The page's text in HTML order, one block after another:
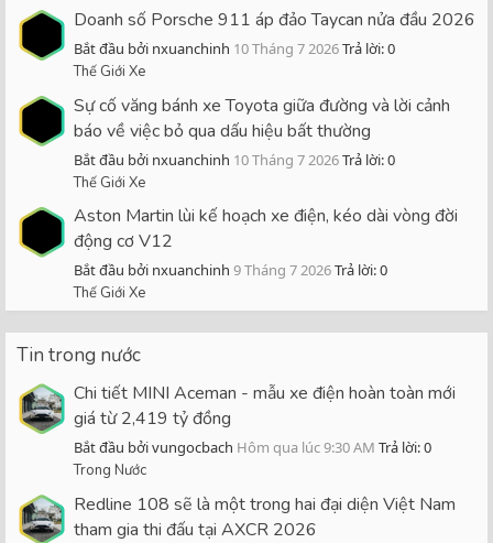
Doanh số Porsche 911 áp đảo Taycan nửa đầu 2026
Bắt đầu bởi nxuanchinh 10 Tháng 7 2026Trả lời: 0
Thế Giới Xe
Sự cố văng bánh xe Toyota giữa đường và lời cảnh
báo về việc bỏ qua dấu hiệu bất thường
Bắt đầu bởi nxuanchinh 10 Tháng 7 2026Trả lời: 0
Thế Giới Xe
Aston Martin lùi kế hoạch xe điện, kéo dài vòng đời
động cơ V12
Bắt đầu bởi nxuanchinh 9 Tháng 7 2026Trả lời: 0
Thế Giới Xe
Tin trong nước
Chi tiết MINI Aceman - mẫu xe điện hoàn toàn mới
giá từ 2,419 tỷ đồng
Bắt đầu bởi vungocbach Hôm qua lúc 9:30 AM Trả lời: 0
Trong Nước
Redline 108 sẽ là một trong hai đại diện Việt Nam
tham gia thi đấu tại AXCR 2026